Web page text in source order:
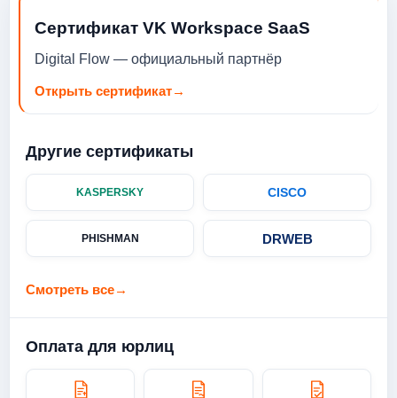
Сертификат VK Workspace SaaS
Digital Flow — официальный партнёр
Открыть сертификат→
Другие сертификаты
KASPERSKY CISCO
PHISHMAN DRWEB
Смотреть все→
Оплата для юрлиц